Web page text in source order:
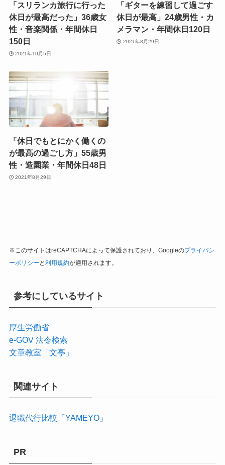
「スリランカ旅行に行った
休日が最高だった」36歳女
性・音楽関係・年間休日
150日
2021年10月5日
「ギターを練習して過ごす
休日が最高」24歳男性・カ
メラマン・年間休日120日
2021年8月29日
「休日でもとにかく働くの
が最高の過ごし方」55歳男
性・造園業・年間休日48日
2021年8月29日
※このサイトはreCAPTCHAによって保護されており、Googleのプライバシ
ーポリシー と 利用規約が適用されます。
参考にしているサイト
厚生労働省
e-GOV 法令検索
文章教室「文亭」
関連サイト
退職代行比較「YAMEYO」
PR